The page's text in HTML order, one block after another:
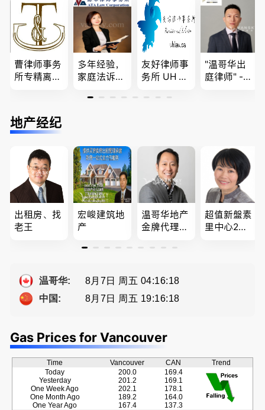
名校申请
移民以及各
类省提名和
技术移民
、翻译和海
牙认证
曹律师事务
所专精离
经济纠纷，
財產分割，
买卖
多年经验，
家庭法诉
户, 遗产认
语，列治文
陈卓律师事
务所 (ATA L
aw Corpor
ation)
友好律师事
务所 UH LA
BC地区及
姻家庭、遗
嘱遗产
"温哥华出
庭律师" -
纠纷，审判
辩护
地产经纪
出租房、找
老王
宏峻建筑地
产
温哥华地产
金牌代理经
卖，建）-
恳的朋友
超值新盤素
里中心2房1
温哥华:
8月7日 周五 04:16:19
中国:
8月7日 周五 19:16:19
Gas Prices for Vancouver
Time Vancouver CAN
Trend
Today
Yesterday
One Week Ago
One Month Ago
One Year Ago
200.0
201.2
202.1
189.2
167.4
169.4
169.1
178.1
164.0
137.3